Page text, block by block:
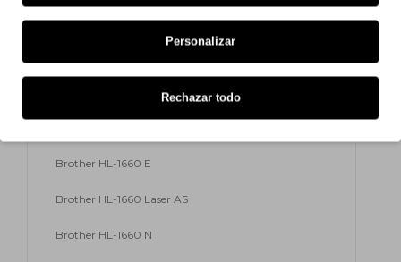
Brother HL-1260 PS
Brother HL-1660 E
Brother HL-1660 Laser AS
Brother HL-1660 N
Personalizar
Rechazar todo